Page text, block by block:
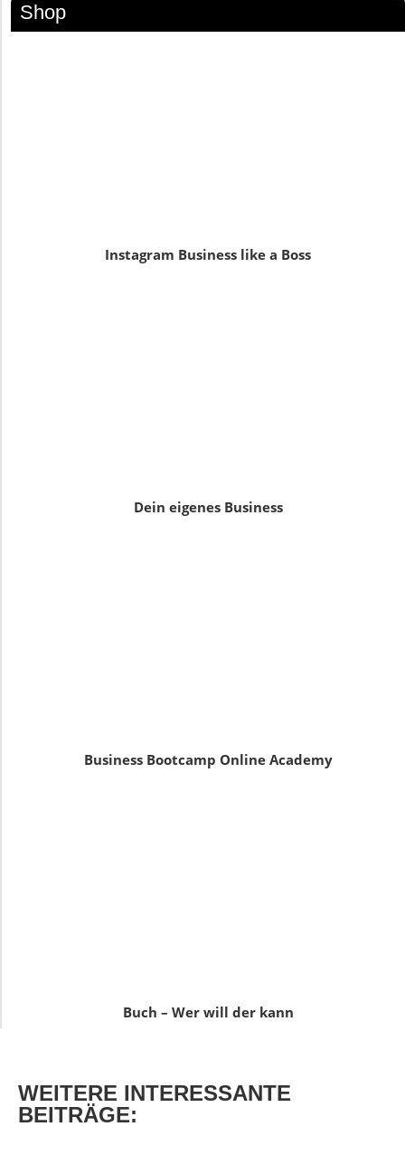
Shop
Instagram Business like a Boss
Dein eigenes Business
Business Bootcamp Online Academy
Buch – Wer will der kann
WEITERE INTERESSANTE
BEITRÄGE: